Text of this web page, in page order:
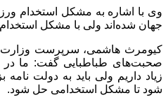
وی با اشاره به مشکل استخدام
جهان شده‌اند ولی با مشکل
کیومرث هاشمی، سرپرست وزارت
صحبت‌های طباطبایی گفت: ما
زیاد داریم ولی باید به دولت نامه
شود تا مشکل استخدامی حل شود.